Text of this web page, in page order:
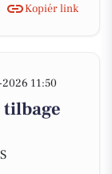
Kopiér link
11:50
tilbage